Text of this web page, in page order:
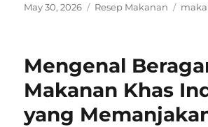
Posted
May 30, 2026 Categories
Resep Makanan Tags
Mengenal
Makanan Khas
yang